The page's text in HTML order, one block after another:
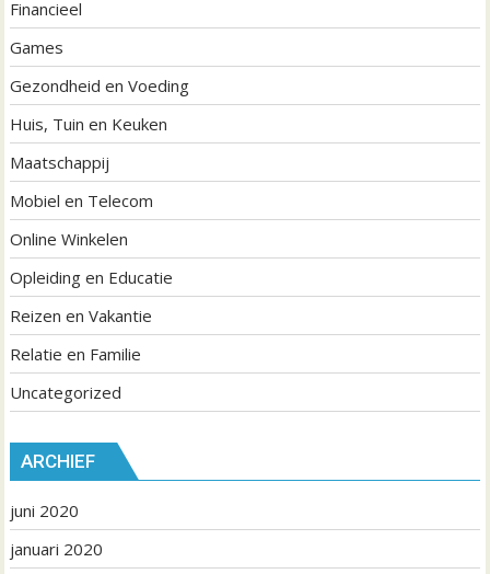
Financieel
Games
Gezondheid en Voeding
Huis, Tuin en Keuken
Maatschappij
Mobiel en Telecom
Online Winkelen
Opleiding en Educatie
Reizen en Vakantie
Relatie en Familie
Uncategorized
ARCHIEF
juni 2020
januari 2020